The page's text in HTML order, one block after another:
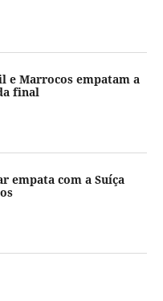
e Marrocos empatam a
final
empata com a Suíça